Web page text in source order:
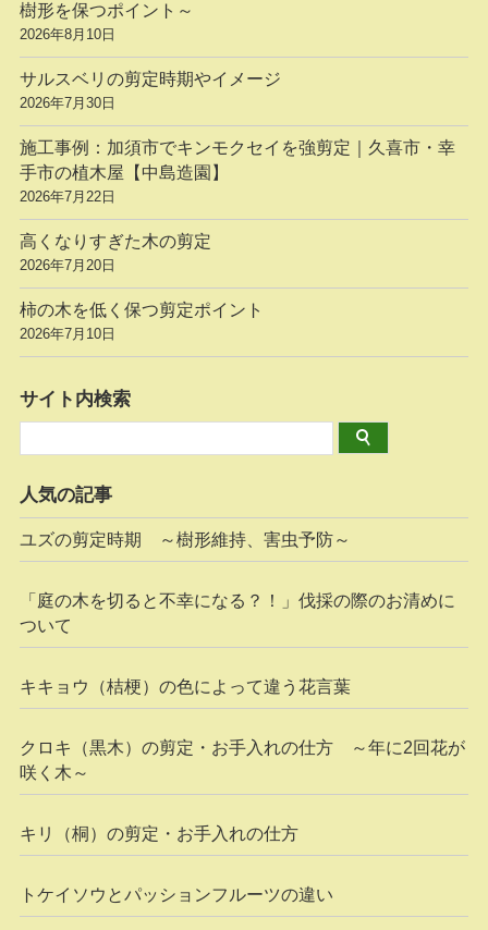
樹形を保つポイント～
2026年8月10日
サルスベリの剪定時期やイメージ
2026年7月30日
施工事例：加須市でキンモクセイを強剪定｜久喜市・幸
手市の植木屋【中島造園】
2026年7月22日
高くなりすぎた木の剪定
2026年7月20日
柿の木を低く保つ剪定ポイント
2026年7月10日
サイト内検索
人気の記事
ユズの剪定時期 ～樹形維持、害虫予防～
「庭の木を切ると不幸になる？！」伐採の際のお清めに
ついて
キキョウ（桔梗）の色によって違う花言葉
クロキ（黒木）の剪定・お手入れの仕方 ～年に2回花が
咲く木～
キリ（桐）の剪定・お手入れの仕方
トケイソウとパッションフルーツの違い